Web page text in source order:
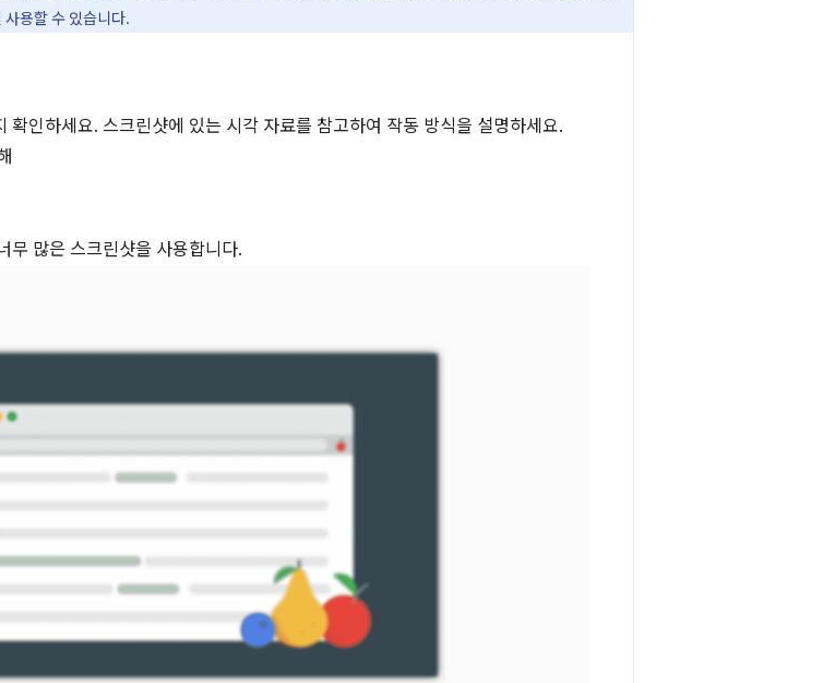
용할 수 있습니다.
확인하세요. 스크린샷에 있는 시각 자료를 참고하여 작동 방식을 설명하세요.
무 많은 스크린샷을 사용합니다.